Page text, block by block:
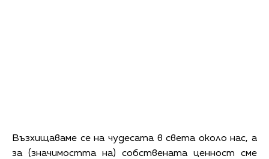
Възхищаваме се на чудесата в света около нас, а
за (значимостта на) собствената ценност сме